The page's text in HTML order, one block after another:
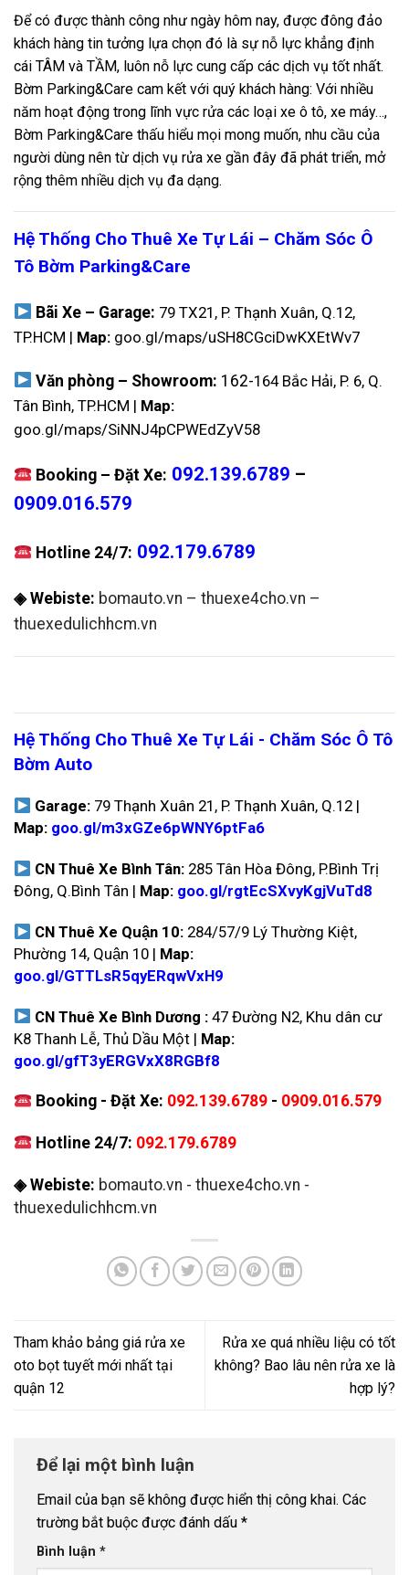
Để có được thành công như ngày hôm nay, được đông đảo
khách hàng tin tưởng lựa chọn đó là sự nỗ lực khẳng định
cái TÂM và TẦM, luôn nỗ lực cung cấp các dịch vụ tốt nhất.
Bờm Parking&Care cam kết với quý khách hàng: Với nhiều
năm hoạt động trong lĩnh vực rửa các loại xe ô tô, xe máy…,
Bờm Parking&Care thấu hiểu mọi mong muốn, nhu cầu của
người dùng nên từ dịch vụ rửa xe gần đây đã phát triển, mở
rộng thêm nhiều dịch vụ đa dạng.
Hệ Thống Cho Thuê Xe Tự Lái – Chăm Sóc Ô
Tô Bờm Parking&Care
Bãi Xe – Garage: 79 TX21, P. Thạnh Xuân, Q.12,
TP.HCM | Map: goo.gl/maps/uSH8CGciDwKXEtWv7
Văn phòng – Showroom: 162-164 Bắc Hải, P. 6, Q.
Tân Bình, TP.HCM | Map:
goo.gl/maps/SiNNJ4pCPWEdZyV58
Booking – Đặt Xe: 092.139.6789 –
0909.016.579
Hotline 24/7: 092.179.6789
◈ Webiste: bomauto.vn – thuexe4cho.vn –
thuexedulichhcm.vn
Hệ Thống Cho Thuê Xe Tự Lái - Chăm Sóc Ô Tô
Bờm Auto
Garage: 79 Thạnh Xuân 21, P. Thạnh Xuân, Q.12 |
Map: goo.gl/m3xGZe6pWNY6ptFa6
CN Thuê Xe Bình Tân: 285 Tân Hòa Đông, P.Bình Trị
Đông, Q.Bình Tân | Map: goo.gl/rgtEcSXvyKgjVuTd8
CN Thuê Xe Quận 10: 284/57/9 Lý Thường Kiệt,
Phường 14, Quận 10 | Map:
goo.gl/GTTLsR5qyERqwVxH9
CN Thuê Xe Bình Dương :47 Đường N2, Khu dân cư
K8 Thanh Lễ, Thủ Dầu Một | Map:
goo.gl/gfT3yERGVxX8RGBf8
Booking - Đặt Xe: 092.139.6789 - 0909.016.579
Hotline 24/7: 092.179.6789
◈ Webiste: bomauto.vn - thuexe4cho.vn -
thuexedulichhcm.vn
Tham khảo bảng giá rửa xe
oto bọt tuyết mới nhất tại
quận 12
Rửa xe quá nhiều liệu có tốt
không? Bao lâu nên rửa xe là
hợp lý?
Để lại một bình luận
Email của bạn sẽ không được hiển thị công khai. Các
trường bắt buộc được đánh dấu *
Bình luận *